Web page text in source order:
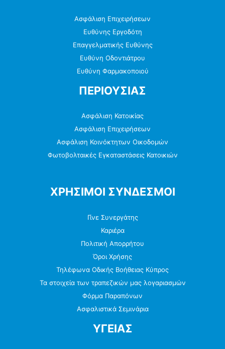
Ασφάλιση Επιχειρήσεων
Ευθύνης Εργοδότη
Επαγγελματικής Ευθύνης
Ευθύνη Οδοντιάτρου
Ευθύνη Φαρμακοποιού
ΠΕΡΙΟΥΣΙΑΣ
Ασφάλιση Κατοικίας
Ασφάλιση Επιχειρήσεων
Ασφάλιση Κοινόκτητων Οικοδομών
Φωτοβολταικές Εγκαταστάσεις Κατοικιών
ΧΡΗΣΙΜΟΙ ΣΥΝΔΕΣΜΟΙ
Γίνε Συνεργάτης
Καριέρα
Πολιτική Απορρήτου
Όροι Χρήσης
Τηλέφωνα Οδικής Βοήθειας Κύπρος
Τα στοιχεία των τραπεζικών μας λογαριασμών
Φόρμα Παραπόνων
Ασφαλιστικά Σεμινάρια
ΥΓΕΙΑΣ